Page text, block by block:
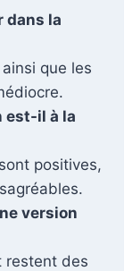
dans la
que les
est-il à la
positives,
version
restent des